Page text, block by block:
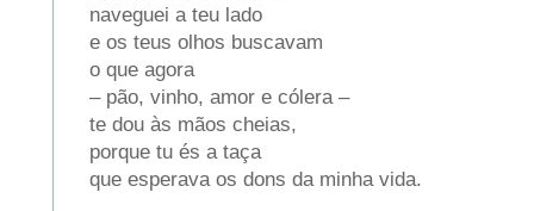
naveguei a teu lado
e os teus olhos buscavam
o que agora
– pão, vinho, amor e cólera –
te dou às mãos cheias,
porque tu és a taça
que esperava os dons da minha vida.